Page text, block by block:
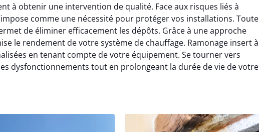
à obtenir une intervention de qualité. Face aux risques liés à
comme une nécessité pour protéger vos installations. Toute
de éliminer efficacement les dépôts. Grâce à une approche
le rendement de votre système de chauffage. Ramonage insert à
en tenant compte de votre équipement. Se tourner vers
dysfonctionnements tout en prolongeant la durée de vie de votre